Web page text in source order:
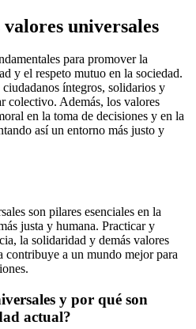
universales
para promover la
y el respeto mutuo en la sociedad.
íntegros, solidarios y
colectivo. Además, los valores
en la toma de decisiones y en la
así un entorno más justo y
son pilares esenciales en la
justa y humana. Practicar y
la solidaridad y demás valores
contribuye a un mundo mejor para
y por qué son
actual?